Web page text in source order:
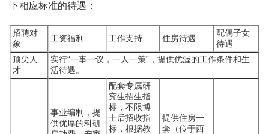
下相应标准的待遇：
招聘对
象
工资福利 工作支持 住房待遇
配偶子女
待遇
顶尖人
才
实行“一事一议，一人一策”，提供优渥的工作条件和生
活待遇。
事业编制，提
供优厚的科研
配套专属研
究生招生指
标，不限博
士后招收指
标，根据教
提供住房一
套（位于西